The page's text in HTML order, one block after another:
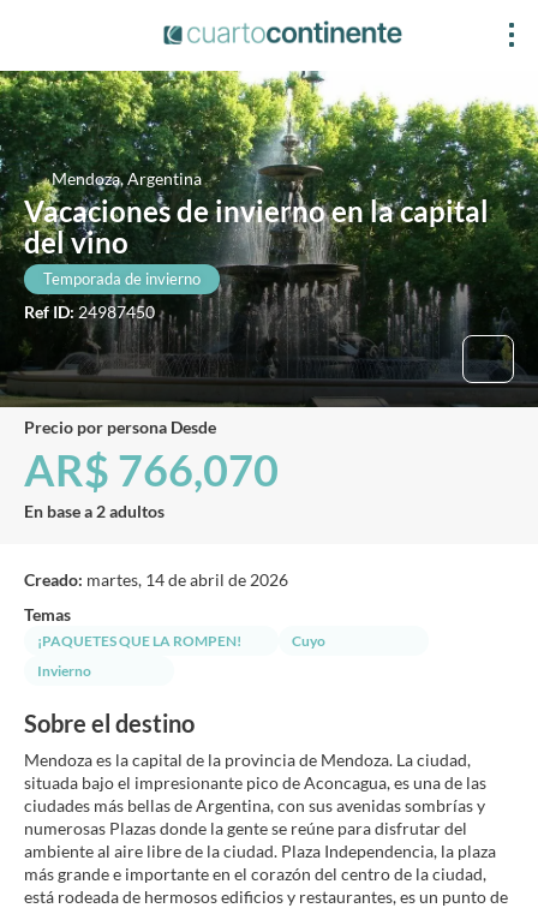
Mendoza, Argentina
Vacaciones de invierno en la capital
del vino
Temporada de invierno
Ref ID:24987450
precio por persona Desde
AR$ 766,070
En base a 2 adultos
Creado: martes, 14 de abril de 2026
Temas
¡PAQUETES QUE LA ROMPEN!
Cuyo
Invierno
Sobre el destino
Mendoza es la capital de la provincia de Mendoza. La ciudad,
situada bajo el impresionante pico de Aconcagua, es una de las
ciudades más bellas de Argentina, con sus avenidas sombrías y
numerosas Plazas donde la gente se reúne para disfrutar del
ambiente al aire libre de la ciudad. Plaza Independencia, la plaza
más grande e importante en el corazón del centro de la ciudad,
está rodeada de hermosos edificios y restaurantes, es un punto de